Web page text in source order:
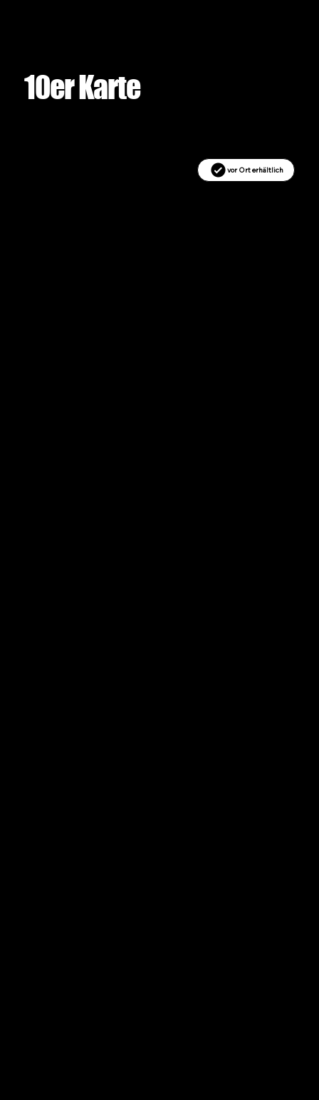
10er Karte
vor Ort erhältlich